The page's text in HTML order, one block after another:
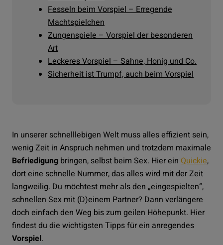
Fesseln beim Vorspiel – Erregende
Machtspielchen
Zungenspiele – Vorspiel der besonderen
Art
Leckeres Vorspiel – Sahne, Honig und Co.
Sicherheit ist Trumpf, auch beim Vorspiel
In unserer schnelllebigen Welt muss alles effizient sein,
wenig Zeit in Anspruch nehmen und trotzdem maximale
Befriedigung bringen, selbst beim Sex. Hier ein Quickie,
dort eine schnelle Nummer, das alles wird mit der Zeit
langweilig. Du möchtest mehr als den „eingespielten“,
schnellen Sex mit (D)einem Partner? Dann verlängere
doch einfach den Weg bis zum geilen Höhepunkt. Hier
findest du die wichtigsten Tipps für ein anregendes
Vorspiel.